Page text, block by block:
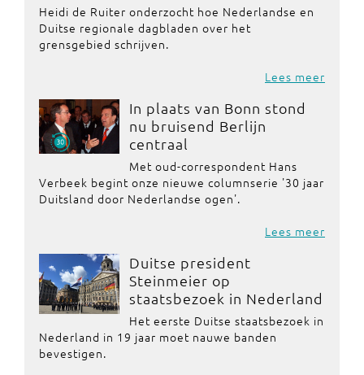
Heidi de Ruiter onderzocht hoe Nederlandse en
Duitse regionale dagbladen over het
grensgebied schrijven.
Lees meer
In plaats van Bonn stond
nu bruisend Berlijn
centraal
Met oud-correspondent Hans
Verbeek begint onze nieuwe columnserie '30 jaar
Duitsland door Nederlandse ogen'.
Lees meer
Duitse president
Steinmeier op
staatsbezoek in Nederland
Het eerste Duitse staatsbezoek in
Nederland in 19 jaar moet nauwe banden
bevestigen.